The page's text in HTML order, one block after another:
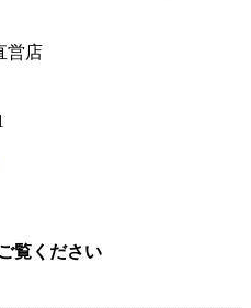
営店
覧ください